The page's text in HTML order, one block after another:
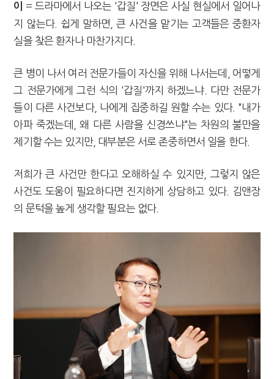
이
= 드라마에서 나오는 '갑질' 장면은 사실 현실에서 일어나
지 않는다. 쉽게 말하면, 큰 사건을 맡기는 고객들은 중환자
실을 찾은 환자나 마찬가지다.
큰 병이 나서 여러 전문가들이 자신을 위해 나서는데, 어떻게
그 전문가에게 그런 식의 '갑질'까지 하겠느냐. 다만 전문가
들이 다른 사건보다, 나에게 집중하길 원할 수는 있다. "내가
아파 죽겠는데, 왜 다른 사람을 신경쓰냐"는 차원의 불만을
제기할 수는 있지만, 대부분은 서로 존중하면서 일을 한다.
저희가 큰 사건만 한다고 오해하실 수 있지만, 그렇지 않은
사건도 도움이 필요하다면 진지하게 상담하고 있다. 김앤장
의 문턱을 높게 생각할 필요는 없다.